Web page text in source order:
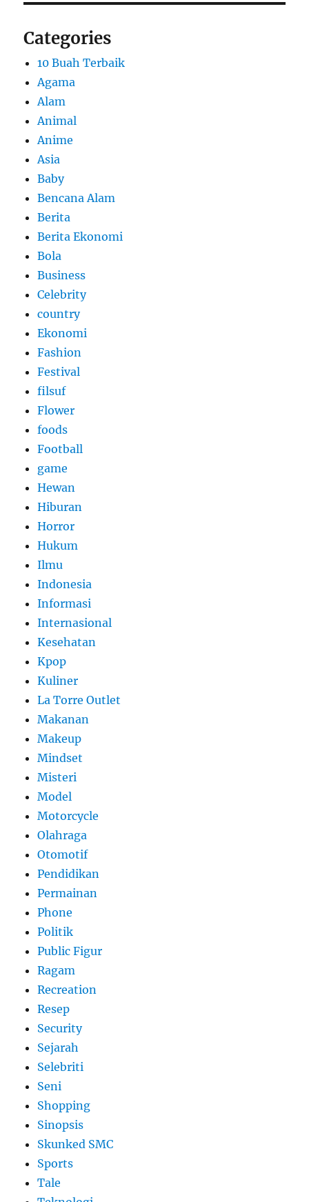
Categories
10 Buah Terbaik
Agama
Alam
Animal
Anime
Asia
Baby
Bencana Alam
Berita
Berita Ekonomi
Bola
Business
Celebrity
country
Ekonomi
Fashion
Festival
filsuf
Flower
foods
Football
game
Hewan
Hiburan
Horror
Hukum
Ilmu
Indonesia
Informasi
Internasional
Kesehatan
Kpop
Kuliner
La Torre Outlet
Makanan
Makeup
Mindset
Misteri
Model
Motorcycle
Olahraga
Otomotif
Pendidikan
Permainan
Phone
Politik
Public Figur
Ragam
Recreation
Resep
Security
Sejarah
Selebriti
Seni
Shopping
Sinopsis
Skunked SMC
Sports
Tale